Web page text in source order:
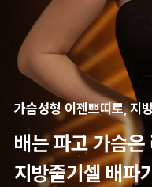
가슴성형 이젠쁘띠로, 지
배는 파고 가슴은
지방줄기셀 배파